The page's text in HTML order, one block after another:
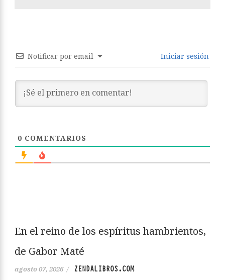
Notificar por email Iniciar sesión
0 COMENTARIOS
En el reino de los espíritus hambrientos,
de Gabor Maté
agosto 07, 2026 / ZENDALIBROS.COM